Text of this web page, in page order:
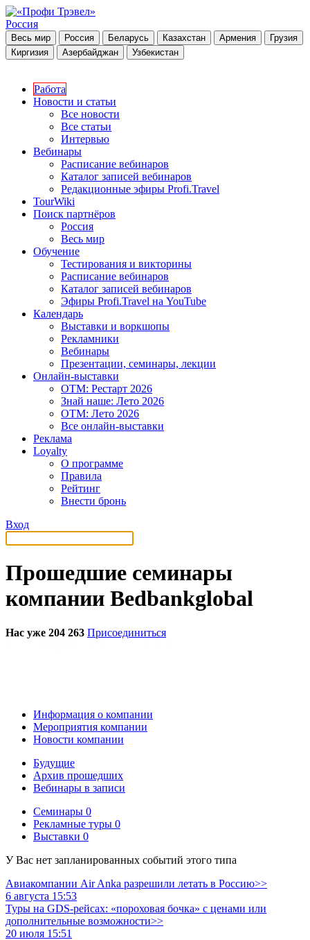
Россия
Весь мир Россия Беларусь Казахстан Армения
Грузия
Киргизия
Азербайджан Узбекистан
Работа
Новости и статьи
Все новости
Все статьи
Интервью
Вебинары
Расписание вебинаров
Каталог записей вебинаров
Редакционные эфиры Profi.Travel
TourWiki
Поиск партнёров
Россия
Весь мир
Обучение
Тестирования и викторины
Расписание вебинаров
Каталог записей вебинаров
Эфиры Profi.Travel на YouTube
Календарь
Выставки и воркшопы
Рекламники
Вебинары
Презентации, семинары, лекции
Онлайн-выставки
OTM: Рестарт 2026
Знай наше: Лето 2026
OTM: Лето 2026
Все онлайн-выставки
Реклама
Loyalty
О программе
Правила
Рейтинг
Внести бронь
Вход
Прошедшие семинары
компании Bedbankglobal
Нас уже 204 263 Присоединиться
Информация о компании
Мероприятия компании
Новости компании
Будущие
Архив прошедших
Вебинары в записи
Семинары 0
Рекламные туры 0
Выставки 0
У Вас нет запланированных событий этого типа
Авиакомпании Air Anka разрешили летать в Россию>>
6 августа 15:53
Туры на GDS-рейсах: «пороховая бочка» с ценами или
дополнительные возможности>>
20 июля 15:51